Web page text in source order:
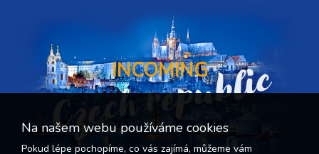
INCOMING
Czech republic
Na našem webu používáme cookies
Pokud lépe pochopíme, co vás zajímá, můžeme vám